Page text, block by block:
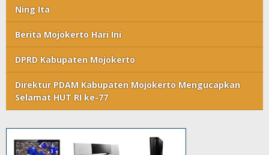
Ning Ita
Berita Mojokerto Hari Ini
DPRD Kabupaten Mojokerto
Direktur PDAM Kabupaten Mojokerto Mengucapkan
Selamat HUT RI ke-77